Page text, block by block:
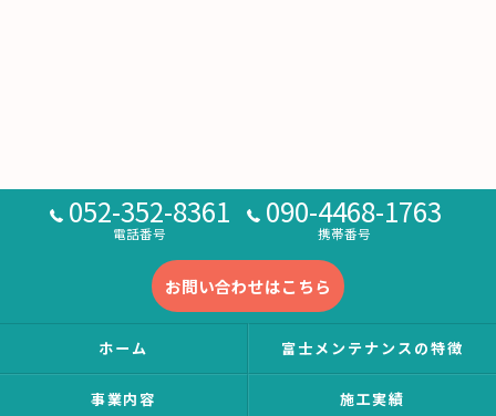
052-352-8361
電話番号
090-4468-1763
携帯番号
お問い合わせはこちら
ホーム 富士メンテナンスの特徴
事業内容 施工実績